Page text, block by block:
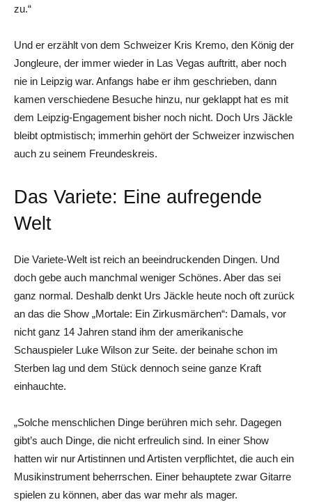
zu.“
Und er erzählt von dem Schweizer Kris Kremo, den König der
Jongleure, der immer wieder in Las Vegas auftritt, aber noch
nie in Leipzig war. Anfangs habe er ihm geschrieben, dann
kamen verschiedene Besuche hinzu, nur geklappt hat es mit
dem Leipzig-Engagement bisher noch nicht. Doch Urs Jäckle
bleibt optmistisch; immerhin gehört der Schweizer inzwischen
auch zu seinem Freundeskreis.
Das Variete: Eine aufregende
Welt
Die Variete-Welt ist reich an beeindruckenden Dingen. Und
doch gebe auch manchmal weniger Schönes. Aber das sei
ganz normal. Deshalb denkt Urs Jäckle heute noch oft zurück
an das die Show „Mortale: Ein Zirkusmärchen“: Damals, vor
nicht ganz 14 Jahren stand ihm der amerikanische
Schauspieler Luke Wilson zur Seite. der beinahe schon im
Sterben lag und dem Stück dennoch seine ganze Kraft
einhauchte.
„Solche menschlichen Dinge berühren mich sehr. Dagegen
gibt’s auch Dinge, die nicht erfreulich sind. In einer Show
hatten wir nur Artistinnen und Artisten verpflichtet, die auch ein
Musikinstrument beherrschen. Einer behauptete zwar Gitarre
spielen zu können, aber das war mehr als mager.